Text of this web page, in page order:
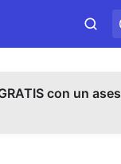
con un